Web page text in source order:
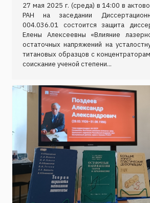
27 мая 2025 г. (среда) в 14:00 в
РАН на заседании
004.036.01 состоится защита
Елены Алексеевны «Влияние
остаточных напряжений на
титановых образцов с
соискание ученой степени...